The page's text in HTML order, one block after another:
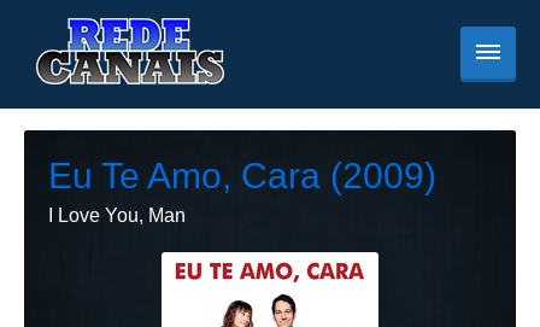
Eu Te Amo, Cara (2009)
I Love You, Man